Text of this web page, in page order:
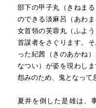
部下の甲子丸（きねま
のできる淡麻呂（あわ
女首領の芙蓉丸（ふよ
首謀者をさぐります。
った紀茜（きのあかね
なつい）が姿を現わし
怨みのため、鬼となって
夏井を倒した是雄は、